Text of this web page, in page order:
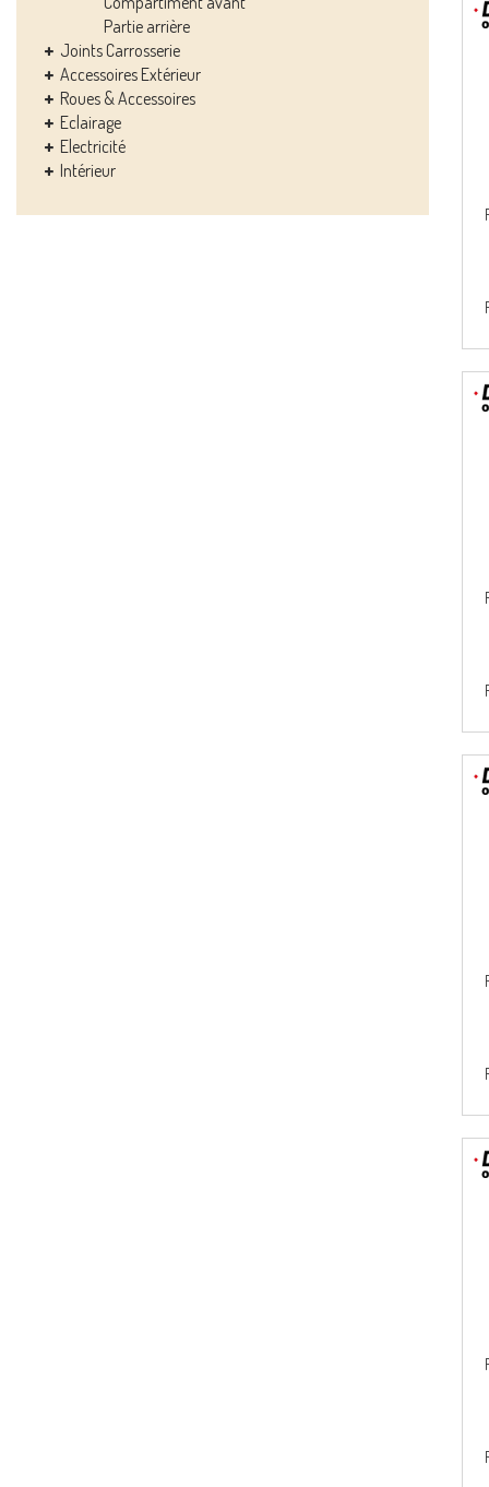
Partie arrière
Joints Carrosserie
Accessoires Extérieur
Roues & Accessoires
Eclairage
Electricité
Intérieur